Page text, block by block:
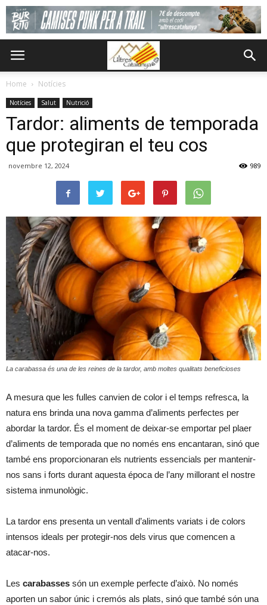
Home Notícies
Notícies Salut Nutrició
Tardor: aliments de temporada
que protegiran el teu cos
novembre 12, 2024 989
La carabassa és una de les reines de la tardor, amb moltes qualitats beneficioses
A mesura que les fulles canvien de color i el temps refresca, la
natura ens brinda una nova gamma d’aliments perfectes per
abordar la tardor. És el moment de deixar-se emportar pel plaer
d’aliments de temporada que no només ens encantaran, sinó que
també ens proporcionaran els nutrients essencials per mantenir-
nos sans i forts durant aquesta época de l’any millorant el nostre
sistema inmunològic.
La tardor ens presenta un ventall d’aliments variats i de colors
intensos ideals per protegir-nos dels virus que comencen a
atacar-nos.
Les carabasses són un exemple perfecte d’això. No només
aporten un sabor únic i cremós als plats, sinó que també són una